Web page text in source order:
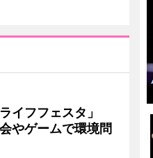
イフフェスタ」
やゲームで環境問